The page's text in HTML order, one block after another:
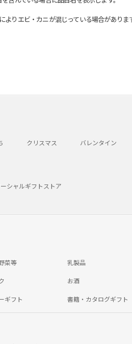
エビ・カニが混じっている場合があり
クリスマス バレンタイン
ーシャルギフトストア
菜等 乳製品
お酒
ギフト 書籍・カタログギフト